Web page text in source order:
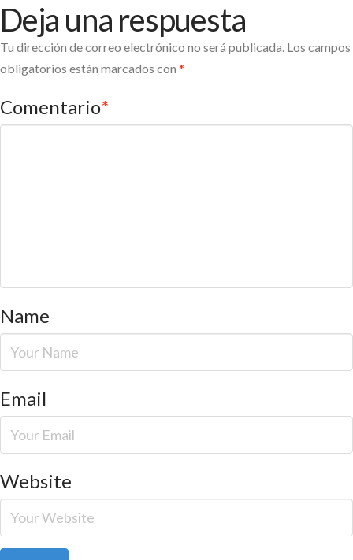
Deja una respuesta
Tu dirección de correo electrónico no será publicada. Los campos
obligatorios están marcados con *
Comentario*
Name
Email
Website